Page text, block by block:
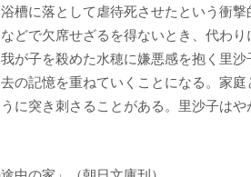
槽に落として虐待死させたという衝
どで欠席せざるを得ないとき、代わ
が子を殺めた水穂に嫌悪感を抱く里
の記憶を重ねていくことになる。家
に突き刺さることがある。里沙子は